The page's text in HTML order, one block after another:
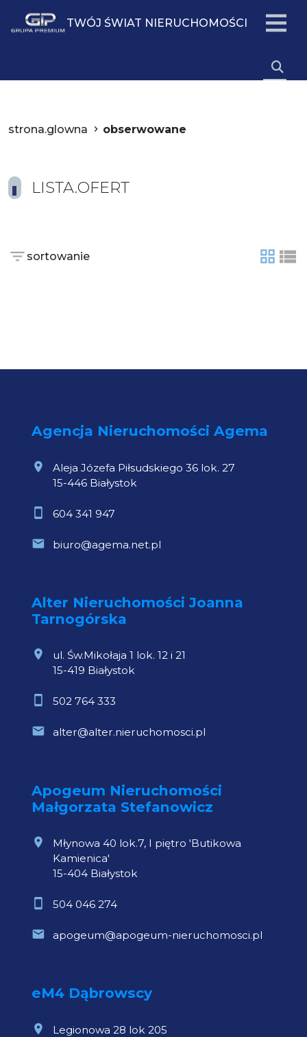
TWÓJ ŚWIAT NIERUCHOMOŚCI
strona.glowna obserwowane
LISTA.OFERT
sortowanie
tabela
Agencja Nieruchomości Agema
Aleja Józefa Piłsudskiego 36 lok. 27
15-446 Białystok
604 341 947
biuro@agema.net.pl
Alter Nieruchomości Joanna
Tarnogórska
ul. Św.Mikołaja 1 lok. 12 i 21
15-419 Białystok
502 764 333
alter@alter.nieruchomosci.pl
Apogeum Nieruchomości
Małgorzata Stefanowicz
Młynowa 40 lok.7, I piętro 'Butikowa
Kamienica'
15-404 Białystok
504 046 274
apogeum@apogeum-nieruchomosci.pl
eM4 Dąbrowscy
Legionowa 28 lok 205